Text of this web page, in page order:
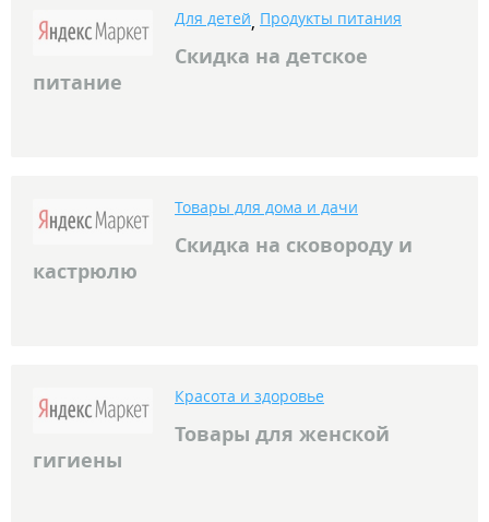
Для детей, Продукты питания
Скидка на детское
питание
Товары для дома и дачи
Скидка на сковороду и
кастрюлю
Красота и здоровье
Товары для женской
гигиены